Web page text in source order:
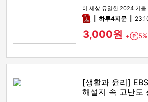
이 세상 유일한 2024 기출
pdf하루4지문
3,000원 + 5%
[생활과 윤리]
해설지 속 고난